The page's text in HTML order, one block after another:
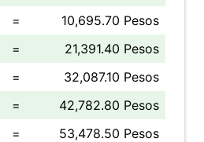
=
10,695.70 Pesos
=
21,391.40 Pesos
=
32,087.10 Pesos
=
42,782.80 Pesos
=
53,478.50 Pesos